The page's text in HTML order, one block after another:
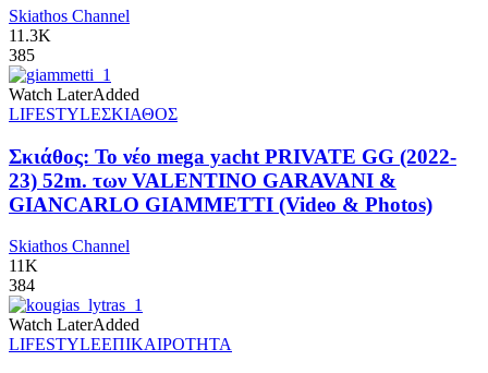
Skiathos Channel
11.3K
385
Watch LaterAdded
LIFESTYLEΣΚΙΑΘΟΣ
Σκιάθος: Το νέο mega yacht PRIVATE GG (2022-
23) 52m. των VALENTINO GARAVANI &
GIANCARLO GIAMMETTI (Video & Photos)
Skiathos Channel
11K
384
Watch LaterAdded
LIFESTYLEΕΠΙΚΑΙΡΟΤΗΤΑ